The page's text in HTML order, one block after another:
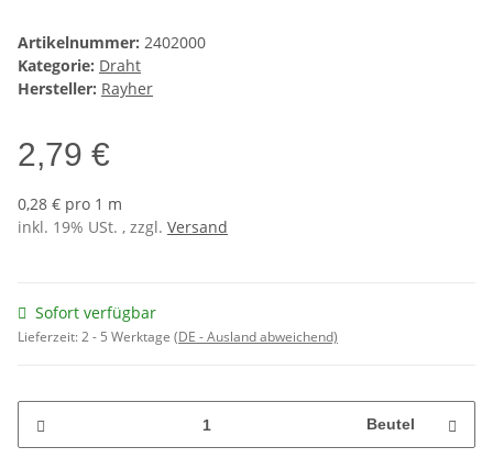
Artikelnummer: 2402000
Kategorie: Draht
Hersteller: Rayher
2,79 €
0,28 € pro 1 m
inkl. 19% USt. , zzgl. Versand
Sofort verfügbar
Lieferzeit:2 - 5 Werktage (DE - Ausland abweichend)
Beutel